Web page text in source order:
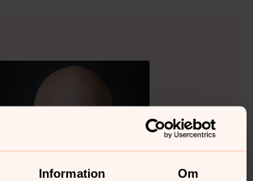
Information Om